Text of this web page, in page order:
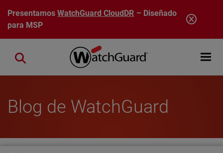
Pasar al contenido principal
PresentamosWatchGuard CloudDR – Diseñado
para MSP
Open
Close search
Blog de WatchGuard